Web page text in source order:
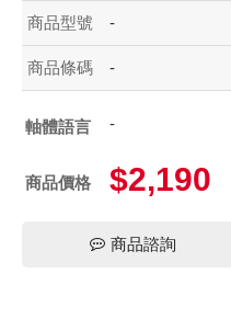
商品型號 -
商品條碼 -
軸體語言 -
商品價格 $2,190
商品諮詢